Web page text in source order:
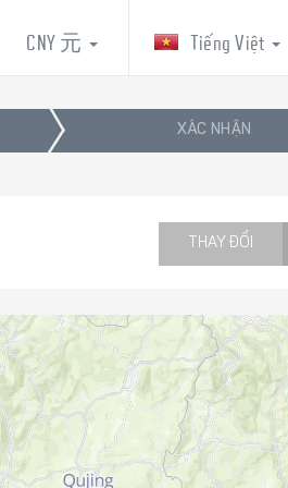
Tiếng Việt
CNY 元
XÁC NHẬN
THAY ĐỔI